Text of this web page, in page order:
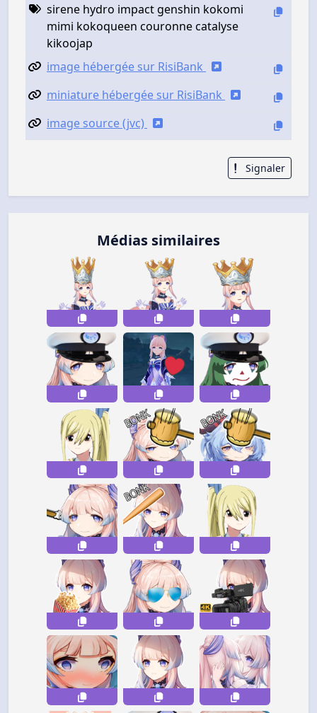
sirene hydro impact genshin kokomi
mimi kokoqueen couronne catalyse
kikoojap
image hébergée sur RisiBank
miniature hébergée sur RisiBank
image source (jvc)
Signaler
Médias similaires